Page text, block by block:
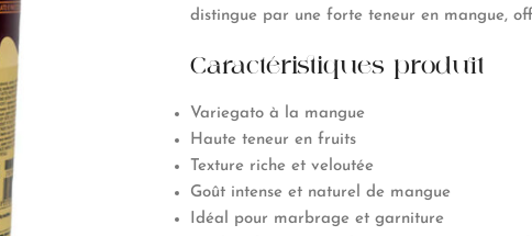
distingue par une forte teneur en mangue,
Caractéristiques produit
Variegato à la mangue
Haute teneur en fruits
Texture riche et veloutée
Goût intense et naturel de mangue
Idéal pour marbrage et garniture